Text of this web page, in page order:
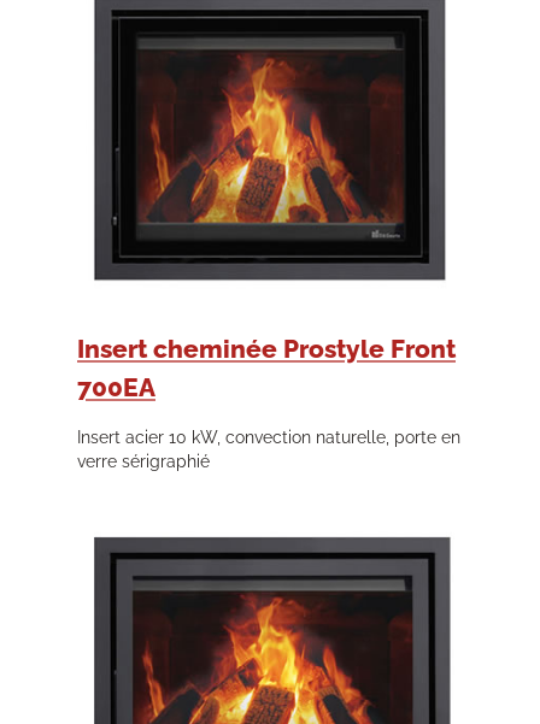
Insert cheminée Prostyle Front
700EA
Insert acier 10 kW, convection naturelle, porte en
verre sérigraphié